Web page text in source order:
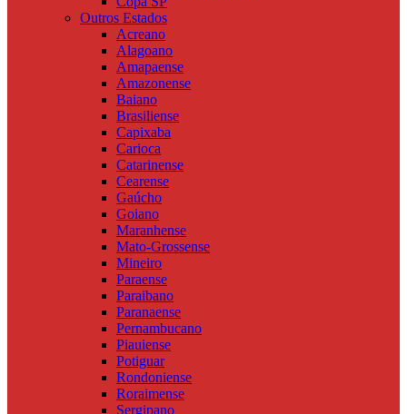
Outros Estados
Acreano
Alagoano
Amapaense
Amazonense
Baiano
Brasiliense
Capixaba
Carioca
Catarinense
Cearense
Gaúcho
Goiano
Maranhense
Mato-Grossense
Mineiro
Paraense
Paraibano
Paranaense
Pernambucano
Piauiense
Potiguar
Rondoniense
Roraimense
Sergipano